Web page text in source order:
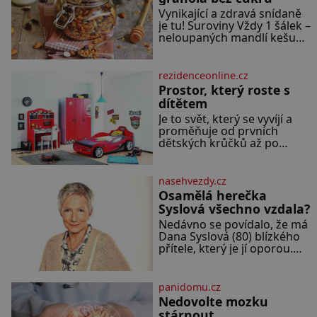
regionech. Partner
Vynikající a zdravá snídaně
je tu! Suroviny Vždy 1 šálek –
neloupaných mandlí kešu
semínek dýně rozinek 3
šálky ovesných vloček 1 lžíce
mlet
rezidenceonline.cz
Prostor, který roste s
dítětem
Je to svět, který se vyvíjí a
proměňuje od prvních
dětských krůčků až po
kreativitu, soustředění i
odpočinek a reaguje na
každou etapu života a
specifické potřeby dítěte.
Pro nejmenší je klíčová
jednoduchost, měkkost a
bezpečí, proto by pokoj
Předškolní věk je
nasehvezdy.cz
Osamělá herečka
Syslová všechno vzdala?
Nedávno se povídalo, že má
Dana Syslová (80) blízkého
přítele, který je jí oporou.
častěji mluví o svém
odchodu. Dohnala ji snad
samota? Půs
panidomu.cz
Nedovolte mozku